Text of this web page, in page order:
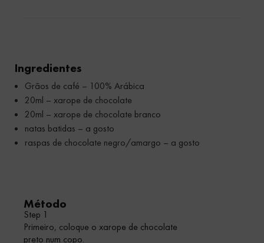
Ingredientes
Grãos de café – 100% Arábica
20ml – xarope de chocolate
20ml – xarope de chocolate branco
natas batidas – a gosto
raspas de chocolate negro/amargo – a gosto
Método
Step 1
Primeiro, coloque o xarope de chocolate
preto num copo.